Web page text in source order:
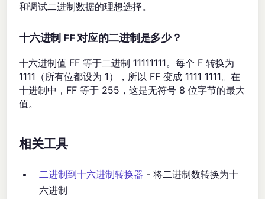
和调试二进制数据的理想选择。
十六进制 FF 对应的二进制是多少？
十六进制值 FF 等于二进制 11111111。每个 F 转换为
1111（所有位都设为 1），所以 FF 变成 1111 1111。在
十进制中，FF 等于 255，这是无符号 8 位字节的最大
值。
相关工具
二进制到十六进制转换器 - 将二进制数转换为十
六进制